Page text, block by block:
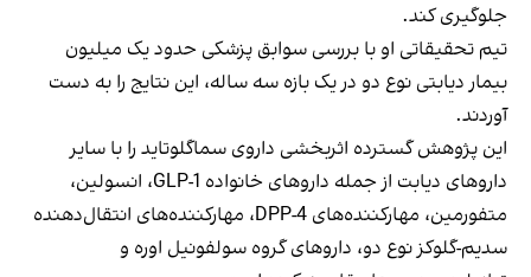
جلوگیری کند.
تیم تحقیقاتی او با بررسی سوابق پزشکی حدود یک میلیون
بیمار دیابتی نوع دو در یک بازه سه ساله، این نتایج را به دست
آوردند.
این پژوهش گسترده اثربخشی داروی سماگلوتاید را با سایر
داروهای دیابت از جمله داروهای خانواده GLP-1، انسولین،
متفورمین، مهارکننده‌های DPP-4، مهارکننده‌های انتقال‌دهنده
سدیم-گلوکز نوع دو، داروهای گروه سولفونیل اوره و